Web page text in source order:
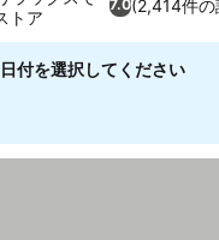
7.0(2,414件の
トア
付を選択してください